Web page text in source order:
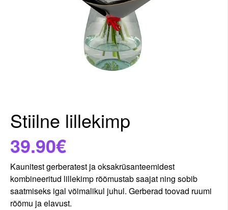
Stiilne lillekimp
39.90€
Kaunitest gerberatest ja oksakrüsanteemidest
kombineeritud lillekimp rõõmustab saajat ning sobib
saatmiseks igal võimalikul juhul. Gerberad toovad ruumi
rõõmu ja elavust.